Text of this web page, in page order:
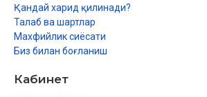
Қандай харид қилинади?
Талаб ва шартлар
Махфийлик сиёсати
Биз билан боғланиш
Кабинет